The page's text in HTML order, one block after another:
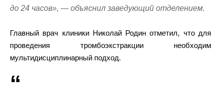
до 24 часов», — объяснил заведующий отделением.
Главный врач клиники Николай Родин отметил, что для
проведения тромбоэкстракции необходим
мультидисциплинарный подход.